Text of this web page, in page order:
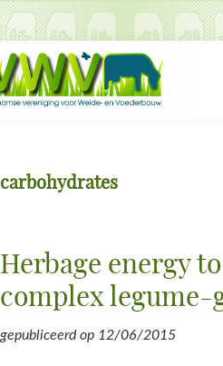
carbohydrates
Herbage energy
complex legume-
gepubliceerd op 12/06/2015